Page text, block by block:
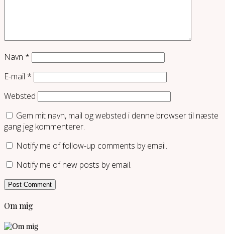
Navn *
E-mail *
Websted
Gem mit navn, mail og websted i denne browser til næste
gang jeg kommenterer.
Notify me of follow-up comments by email.
Notify me of new posts by email.
Om mig